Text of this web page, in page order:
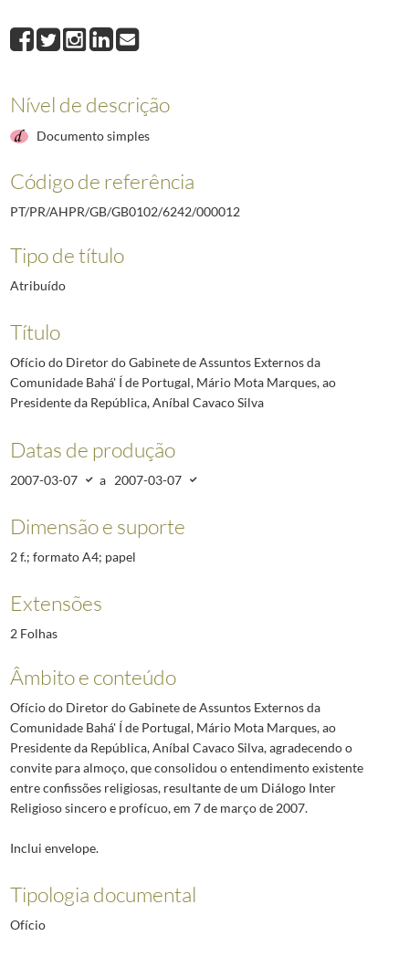
000013Carta do Diretor Presidente da Fundação Armando Alvares
000014Ofício do Presidente da Fundação Calouste Gulbenkian, Emílio Rui
000016
Carta de Eugénio José da Cruz Fonseca, da Cáritas Diocesana de
(...)
Nível de descrição
Documento simples
Código de referência
PT/PR/AHPR/GB/GB0102/6242/000012
Tipo de título
Atribuído
Título
Ofício do Diretor do Gabinete de Assuntos Externos da
Comunidade Bahá' Í de Portugal, Mário Mota Marques, ao
Presidente da República, Aníbal Cavaco Silva
Datas de produção
2007-03-07 a 2007-03-07
Dimensão e suporte
2 f.; formato A4; papel
Extensões
2 Folhas
Âmbito e conteúdo
Ofício do Diretor do Gabinete de Assuntos Externos da
Comunidade Bahá' Í de Portugal, Mário Mota Marques, ao
Presidente da República, Aníbal Cavaco Silva, agradecendo o
convite para almoço, que consolidou o entendimento existente
entre confissões religiosas, resultante de um Diálogo Inter
Religioso sincero e profícuo, em 7 de março de 2007.
Inclui envelope.
Tipologia documental
Ofício